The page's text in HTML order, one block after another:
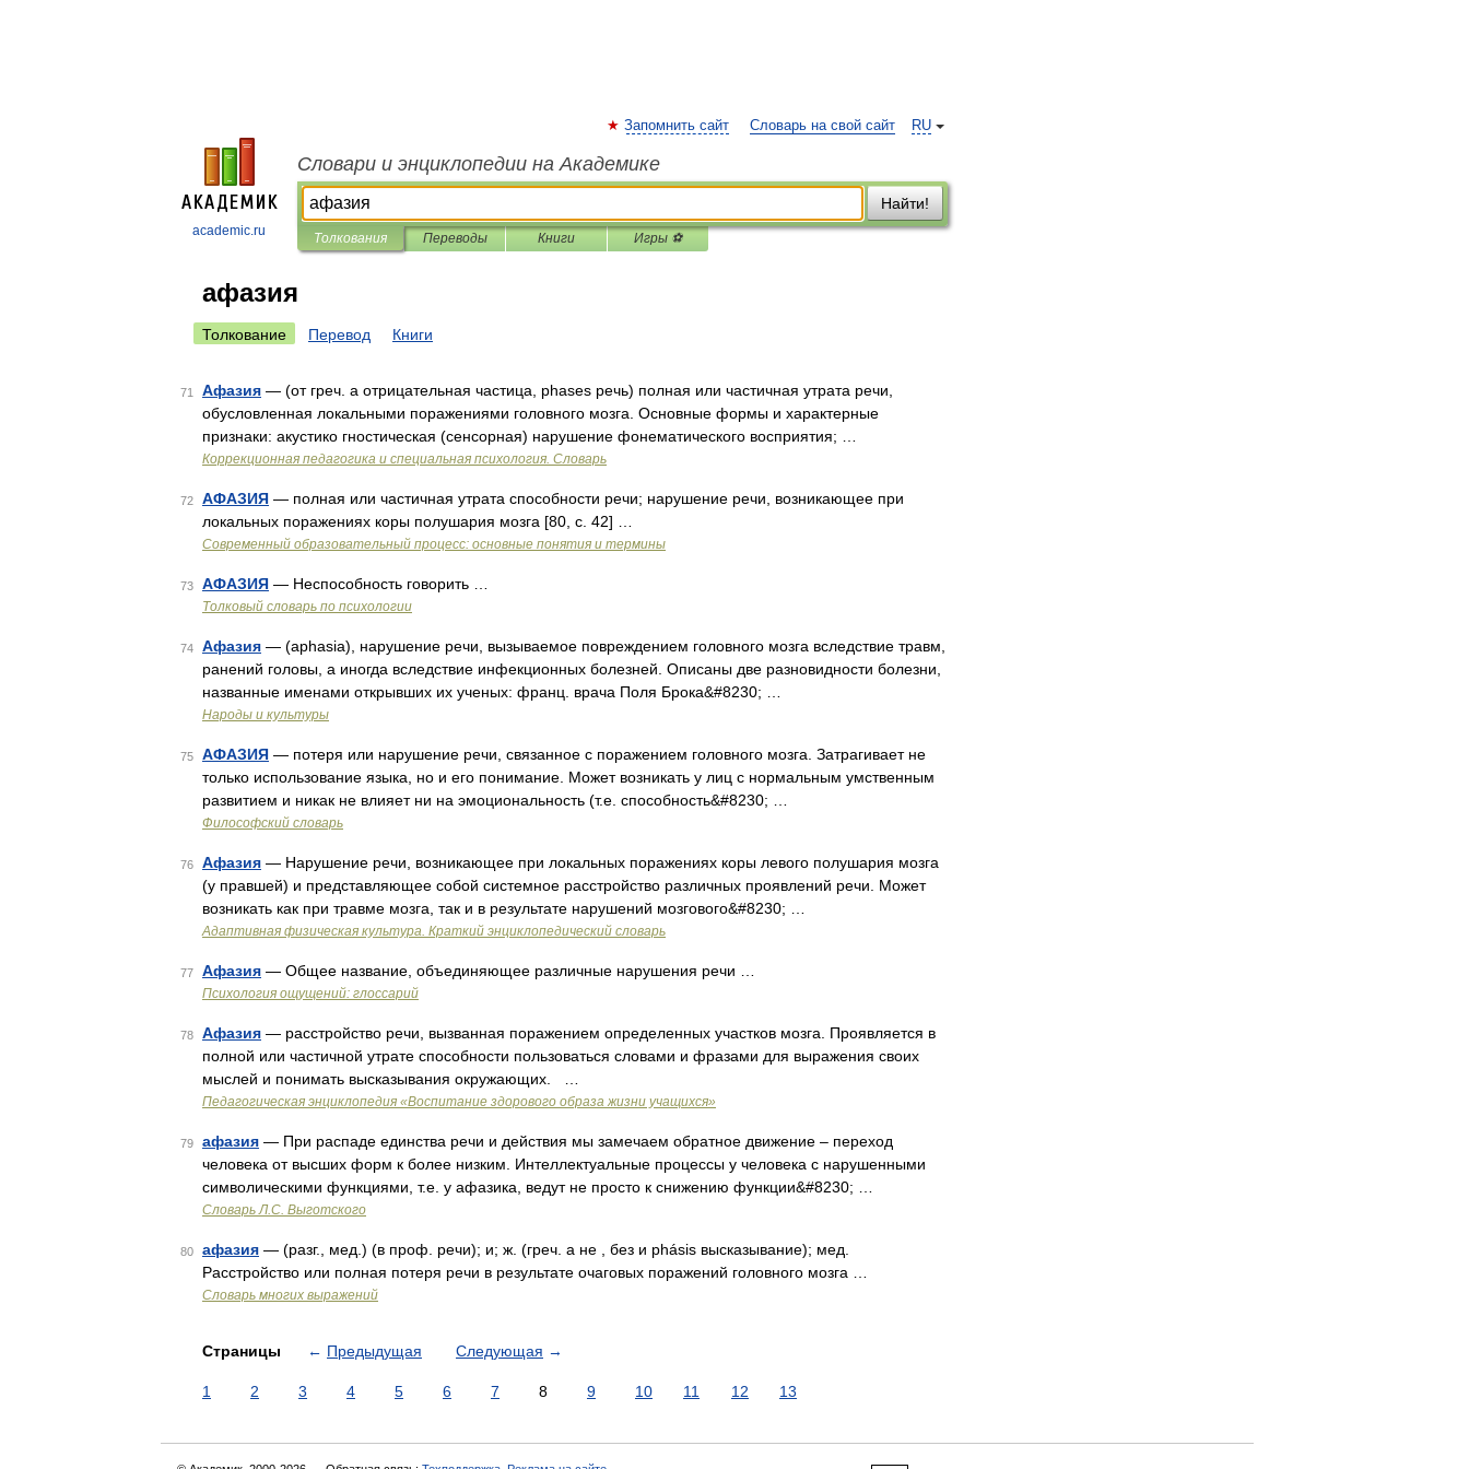
academic.ru
RU
Запомнить сайт Словарь на свой сайт
Словари и энциклопедии на Академике
Найти!
Толкования Переводы Книги Игры ⚽
афазия
Толкование Перевод Книги
71 Афазия — (от греч. а отрицательная частица, phases речь) полная или частичная утрата речи,
обусловленная локальными поражениями головного мозга. Основные формы и характерные
признаки: акустико гностическая (сенсорная) нарушение фонематического восприятия; …
Коррекционная педагогика и специальная психология. Словарь
72 АФАЗИЯ — полная или частичная утрата способности речи; нарушение речи, возникающее при
локальных поражениях коры полушария мозга [80, c. 42] …
Современный образовательный процесс: основные понятия и термины
73 АФАЗИЯ — Неспособность говорить …
Толковый словарь по психологии
74 Афазия — (aphasia), нарушение речи, вызываемое повреждением головного мозга вследствие травм,
ранений головы, а иногда вследствие инфекционных болезней. Описаны две разновидности болезни,
названные именами открывших их ученых: франц. врача Поля Брока&#8230; …
Народы и культуры
75 АФАЗИЯ — потеря или нарушение речи, связанное с поражением головного мозга. Затрагивает не
только использование языка, но и его понимание. Может возникать у лиц с нормальным умственным
развитием и никак не влияет ни на эмоциональность (т.е. способность&#8230; …
Философский словарь
76 Афазия — Нарушение речи, возникающее при локальных поражениях коры левого полушария мозга
(у правшей) и представляющее собой системное расстройство различных проявлений речи. Может
возникать как при травме мозга, так и в результате нарушений мозгового&#8230; …
Адаптивная физическая культура. Краткий энциклопедический словарь
77 Афазия — Общее название, объединяющее различные нарушения речи …
Психология ощущений: глоссарий
78 Афазия — расстройство речи, вызванная поражением определенных участков мозга. Проявляется в
полной или частичной утрате способности пользоваться словами и фразами для выражения своих
мыслей и понимать высказывания окружающих. …
Педагогическая энциклопедия «Воспитание здорового образа жизни учащихся»
79 афазия — При распаде единства речи и действия мы замечаем обратное движение – переход
человека от высших форм к более низким. Интеллектуальные процессы у человека с нарушенными
символическими функциями, т.е. у афазика, ведут не просто к снижению функции&#8230; …
Словарь Л.С. Выготского
80 афазия — (разг., мед.) (в проф. речи); и; ж. (греч. a не , без и phásis высказывание); мед.
Расстройство или полная потеря речи в результате очаговых поражений головного мозга …
Словарь многих выражений
Страницы ← Предыдущая Следующая →
1 2 3 4 5 6 7 8 9 10 11 12 13